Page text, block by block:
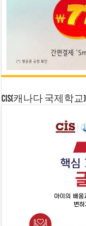
CIS(캐나다 국제학교)